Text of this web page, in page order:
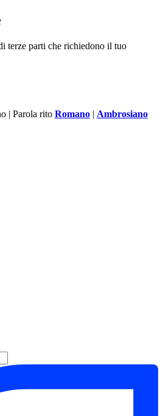
terze parti che richiedono il tuo
| Parola rito Romano | Ambrosiano